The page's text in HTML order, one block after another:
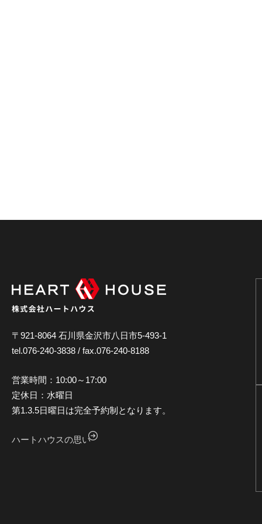
〒921-8064 石川県金沢市八日市5-493-1
tel.076-240-3838 / fax.076-240-8188
営業時間：10:00～17:00
定休日：水曜日
第1.3.5日曜日は完全予約制となります。
ハートハウスの思い